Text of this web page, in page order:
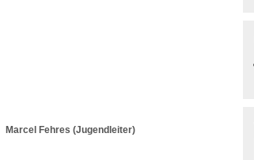
Marcel Fehres (Jugendleiter)